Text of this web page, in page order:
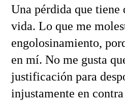
Una pérdida que tiene
vida. Lo que me
engolosinamiento,
en mí. No me gusta
justificación para
injustamente en